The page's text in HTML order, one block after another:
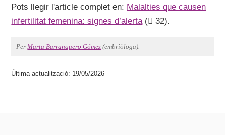
Pots llegir l'article complet en: Malalties que causen
infertilitat femenina: signes d’alerta( 32).
PerMarta Barranquero Gómez (embriòloga).
Última actualització: 19/05/2026